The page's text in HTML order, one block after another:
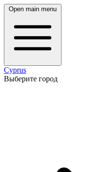
Open main menu
Cyprus
Выберите город